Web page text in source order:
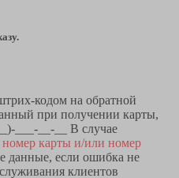
кодом на обратной
при получении карты,
___-__-__ В случае
карты и/или номер
данные, если ошибка не
клиентов